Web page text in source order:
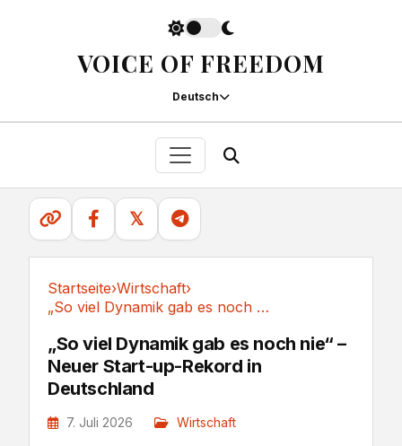
VOICE OF FREEDOM
Deutsch
𝕏
Startseite›Wirtschaft›
„So viel Dynamik gab es noch nie“ – Neuer...
„So viel Dynamik gab es noch nie“ –
Neuer Start-up-Rekord in
Deutschland
7. Juli 2026 Wirtschaft